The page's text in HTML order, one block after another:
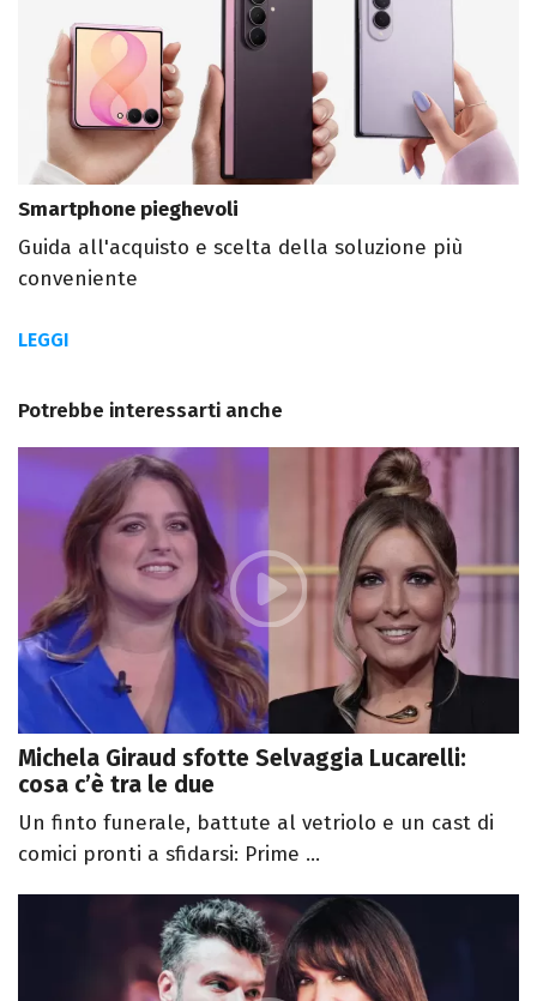
Smartphone pieghevoli
Guida all'acquisto e scelta della soluzione più
conveniente
LEGGI
Potrebbe interessarti anche
Michela Giraud sfotte Selvaggia Lucarelli:
cosa c’è tra le due
Un finto funerale, battute al vetriolo e un cast di
comici pronti a sfidarsi: Prime ...